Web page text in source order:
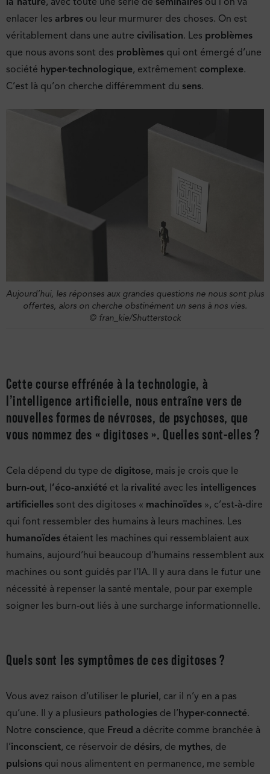
enlacer les arbres ou leur murmurer des choses. On est
véritablement dans une autre civilisation. Les problèmes
que nous avons sont des problèmes qui ont émergé d’une
société hyper-technologique, extrêmement complexe.
C’est là qu’on cherche différemment du sens.
Aujourd’hui, les réponses aux grandes questions ne nous sont plus
offertes, alors on cherche obstinément un sens à nos vies.
© fran_kie/Shutterstock
Cette course effrénée à la technologie, à
l’intelligence artificielle, nous entraîne vers de
nouvelles formes de névroses, de psychoses, que
vous nommez des « digitoses ». Quelles sont-elles ?
Cela dépend du type de digitose, mais je crois que le
burn-out, l’éco-anxiété et la rivalité avec les intelligences
artificielles sont des digitoses « machinoïdes », c’est-à-dire
qui font ressembler des humains à leurs machines. Les
humanoïdes étaient les machines qui ressemblaient aux
humains, aujourd’hui beaucoup d’humains ressemblent aux
machines ou sont guidés par l’IA. Il y aura dans le futur une
nécessité à repenser la santé mentale, pour par exemple
soigner les burn-out liés à une surcharge informationnelle.
Quels sont les symptômes de ces digitoses ?
Vous avez raison d’utiliser le pluriel, car il n’y en a pas
qu’une. Il y a plusieurs pathologies de l’hyper-connecté.
Notre conscience, que Freud a décrite comme branchée à
l’inconscient, ce réservoir de désirs, de mythes, de
pulsions qui nous alimentent en permanence, me semble